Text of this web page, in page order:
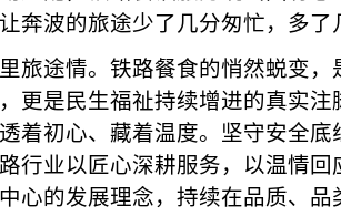
奔波的旅途少了几分匆忙，多了
旅途情。铁路餐食的悄然蜕变
更是民生福祉持续增进的真实
着初心、藏着温度。坚守安全
行业以匠心深耕服务，以温情
心的发展理念，持续在品质、